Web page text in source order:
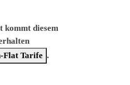
kommt diesem
Flat Tarife .